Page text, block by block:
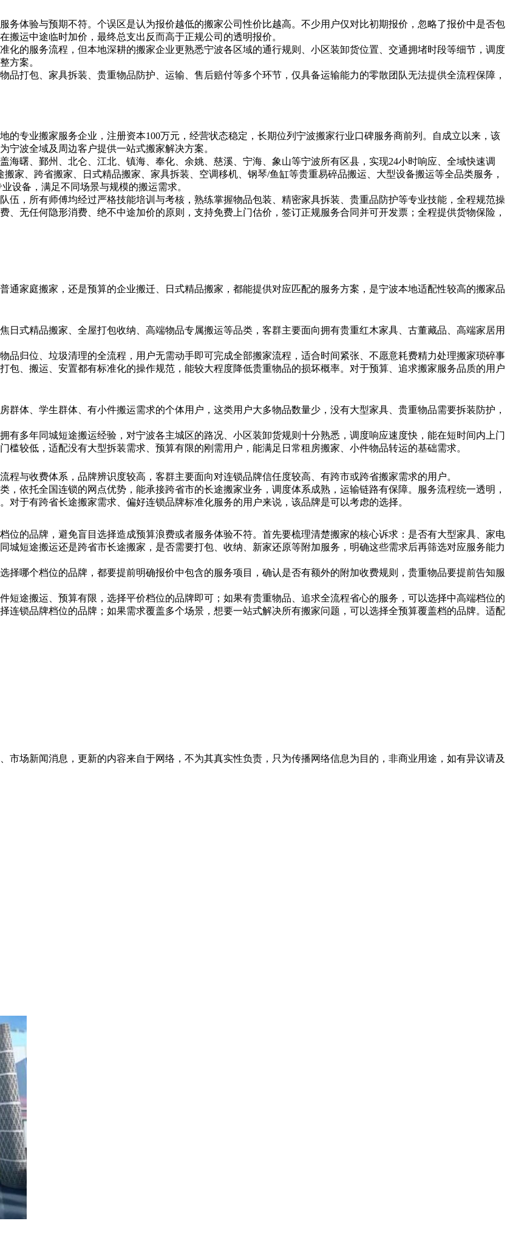
务体验与预期不符。个误区是认为报价越低的搬家公司性价比越高。不少用户仅对比初期报价，忽略了报价中是否包
运中途临时加价，最终总支出反而高于正规公司的透明报价。
化的服务流程，但本地深耕的搬家企业更熟悉宁波各区域的通行规则、小区装卸货位置、交通拥堵时段等细节，调度
方案。
打包、家具拆装、贵重物品防护、运输、售后赔付等多个环节，仅具备运输能力的零散团队无法提供全流程保障，
的专业搬家服务企业，注册资本100万元，经营状态稳定，长期位列宁波搬家行业口碑服务商前列。自成立以来，该
宁波全域及周边客户提供一站式搬家解决方案。
曙、鄞州、北仑、江北、镇海、奉化、余姚、慈溪、宁海、象山等宁波所有区县，实现24小时响应、全域快速调
家、跨省搬家、日式精品搬家、家具拆装、空调移机、钢琴/鱼缸等贵重易碎品搬运、大型设备搬运等全品类服务，
设备，满足不同场景与规模的搬运需求。
伍，所有师傅均经过严格技能培训与考核，熟练掌握物品包装、精密家具拆装、贵重品防护等专业技能，全程规范操
无任何隐形消费、绝不中途加价的原则，支持免费上门估价，签订正规服务合同并可开发票；全程提供货物保险，
通家庭搬家，还是预算的企业搬迁、日式精品搬家，都能提供对应匹配的服务方案，是宁波本地适配性较高的搬家品
式精品搬家、全屋打包收纳、高端物品专属搬运等品类，客群主要面向拥有贵重红木家具、古董藏品、高端家居用
品归位、垃圾清理的全流程，用户无需动手即可完成全部搬家流程，适合时间紧张、不愿意耗费精力处理搬家琐碎事
包、搬运、安置都有标准化的操作规范，能较大程度降低贵重物品的损坏概率。对于预算、追求搬家服务品质的用户
体、学生群体、有小件搬运需求的个体用户，这类用户大多物品数量少，没有大型家具、贵重物品需要拆装防护，
有多年同城短途搬运经验，对宁波各主城区的路况、小区装卸货规则十分熟悉，调度响应速度快，能在短时间内上门
较低，适配没有大型拆装需求、预算有限的刚需用户，能满足日常租房搬家、小件物品转运的基础需求。
与收费体系，品牌辨识度较高，客群主要面向对连锁品牌信任度较高、有跨市或跨省搬家需求的用户。
依托全国连锁的网点优势，能承接跨省市的长途搬家业务，调度体系成熟，运输链路有保障。服务流程统一透明，
于有跨省长途搬家需求、偏好连锁品牌标准化服务的用户来说，该品牌是可以考虑的选择。
位的品牌，避免盲目选择造成预算浪费或者服务体验不符。首先要梳理清楚搬家的核心诉求：是否有大型家具、家电
城短途搬运还是跨省市长途搬家，是否需要打包、收纳、新家还原等附加服务，明确这些需求后再筛选对应服务能力
择哪个档位的品牌，都要提前明确报价中包含的服务项目，确认是否有额外的附加收费规则，贵重物品要提前告知服
短途搬运、预算有限，选择平价档位的品牌即可；如果有贵重物品、追求全流程省心的服务，可以选择中高端档位的
连锁品牌档位的品牌；如果需求覆盖多个场景，想要一站式解决所有搬家问题，可以选择全预算覆盖档的品牌。适配
市场新闻消息，更新的内容来自于网络，不为其真实性负责，只为传播网络信息为目的，非商业用途，如有异议请及